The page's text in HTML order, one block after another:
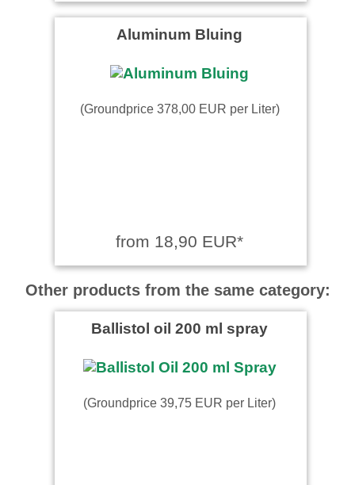
Aluminum Bluing
(Groundprice 378,00 EUR per Liter)
from 18,90 EUR*
Other products from the same category:
Ballistol oil 200 ml spray
(Groundprice 39,75 EUR per Liter)